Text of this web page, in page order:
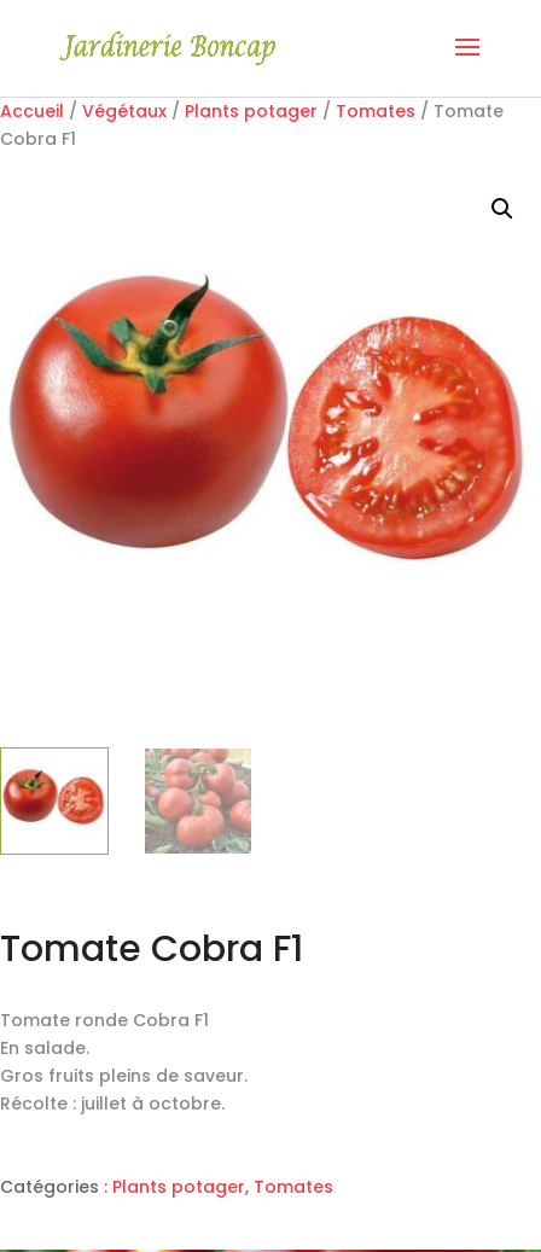
Accueil / Végétaux / Plants potager / Tomates / Tomate
Cobra F1
Tomate Cobra F1
Tomate ronde Cobra F1
En salade.
Gros fruits pleins de saveur.
Récolte : juillet à octobre.
Catégories : Plants potager, Tomates